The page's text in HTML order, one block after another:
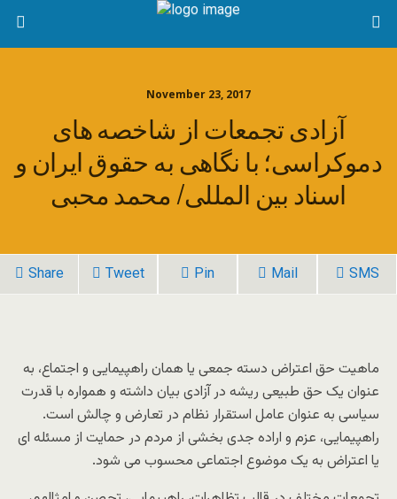
November 23, 2017
آزادی تجمعات از شاخصه های
دموکراسی؛ با نگاهی به حقوق ایران و
اسناد بین المللی/ محمد محبی
Share Tweet Pin Mail SMS
ماهیت حق اعتراض دسته جمعی یا همان راهپیمایی و اجتماع، به
عنوان یک حق طبیعی ریشه در آزادی بیان داشته و همواره با قدرت
سیاسی به عنوان عامل استقرار نظام در تعارض و چالش است.
راهپیمایی، عزم و اراده جدی بخشی از مردم در حمایت از مسئله ای
یا اعتراض به یک موضوع اجتماعی محسوب می شود.